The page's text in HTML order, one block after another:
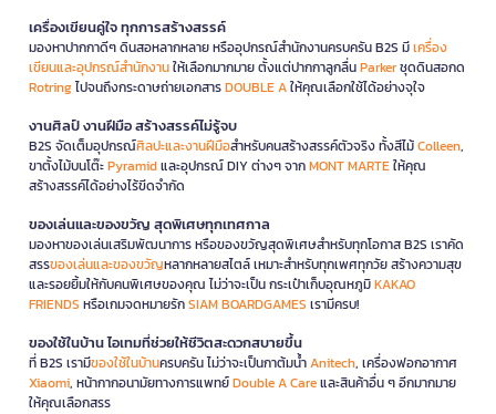
เครื่องเขียนคู่ใจ ทุกการสร้างสรรค์
มองหาปากกาดีๆ ดินสอหลากหลาย หรืออุปกรณ์สำนักงานครบครัน B2S มีเครื่อง
เขียนและอุปกรณ์สำนักงานให้เลือกมากมาย ตั้งแต่ปากกาลูกลื่นParkerชุดดินสอกด
Rotringไปจนถึงกระดาษถ่ายเอกสารDOUBLE Aให้คุณเลือกใช้ได้อย่างจุใจ
งานศิลป์ งานฝีมือ สร้างสรรค์ไม่รู้จบ
B2S จัดเต็มอุปกรณ์ศิลปะและงานฝีมือสำหรับคนสร้างสรรค์ตัวจริง ทั้งสีไม้Colleen,
ขาตั้งไม้บนโต๊ะPyramidและอุปกรณ์ DIY ต่างๆ จากMONT MARTEให้คุณ
สร้างสรรค์ได้อย่างไร้ขีดจำกัด
ของเล่นและของขวัญ สุดพิเศษทุกเทศกาล
มองหาของเล่นเสริมพัฒนาการ หรือของขวัญสุดพิเศษสำหรับทุกโอกาส B2S เราคัด
สรรของเล่นและของขวัญหลากหลายสไตล์ เหมาะสำหรับทุกเพศทุกวัย สร้างความสุข
และรอยยิ้มให้กับคนพิเศษของคุณ ไม่ว่าจะเป็น กระเป๋าเก็บอุณหภูมิKAKAO
FRIENDS หรือเกมจดหมายรักSIAM BOARDGAMES เรามีครบ!
ของใช้ในบ้าน ไอเทมที่ช่วยให้ชีวิตสะดวกสบายขึ้น
ที่ B2S เรามีของใช้ในบ้านครบครัน ไม่ว่าจะเป็นกาต้มน้ำAnitech, เครื่องฟอกอากาศ
Xiaomi, หน้ากากอนามัยทางการแพทย์Double A Careและสินค้าอื่น ๆ อีกมากมาย
ให้คุณเลือกสรร